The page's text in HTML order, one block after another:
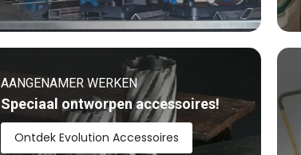
AANGENAMER WERKEN
Speciaal ontworpen accessoires!
Ontdek Evolution Accessoires